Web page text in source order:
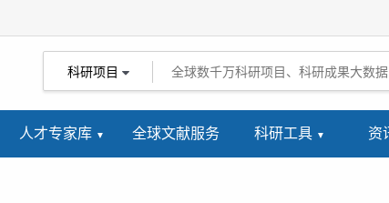
科研项目
人才专家库 全球文献服务 科研工具 资